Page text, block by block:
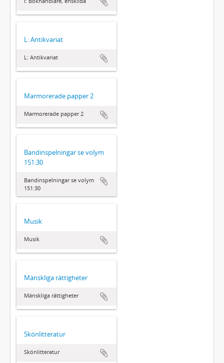
L: Antikvariat
L: Antikvariat
Marmorerade papper 2
Marmorerade papper 2
Bandinspelningar se volym
151:30
Bandinspelningar se volym
151:30
Musik
Musik
Mänskliga rättigheter
Mänskliga rättigheter
Skönlitteratur
Skönlitteratur